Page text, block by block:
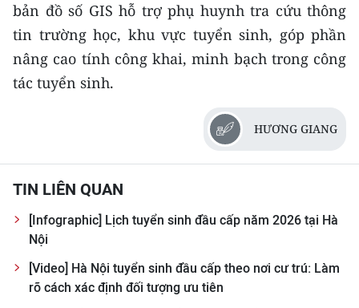
54 DÂN TỘC VIỆT NAM
CHƯƠNG TRÌNH OCOP - MỖI XÃ
MỘT SẢN PHẨM
MEDIA CENTER
E-Magazine
Video
Media Chính trị
bản đồ số GIS hỗ trợ phụ huynh tra cứu thông
tin trường học, khu vực tuyển sinh, góp phần
nâng cao tính công khai, minh bạch trong công
tác tuyển sinh.
HƯƠNG GIANG
TIN LIÊN QUAN
[Infographic] Lịch tuyển sinh đầu cấp năm 2026 tại Hà
Nội
[Video] Hà Nội tuyển sinh đầu cấp theo nơi cư trú: Làm
rõ cách xác định đối tượng ưu tiên